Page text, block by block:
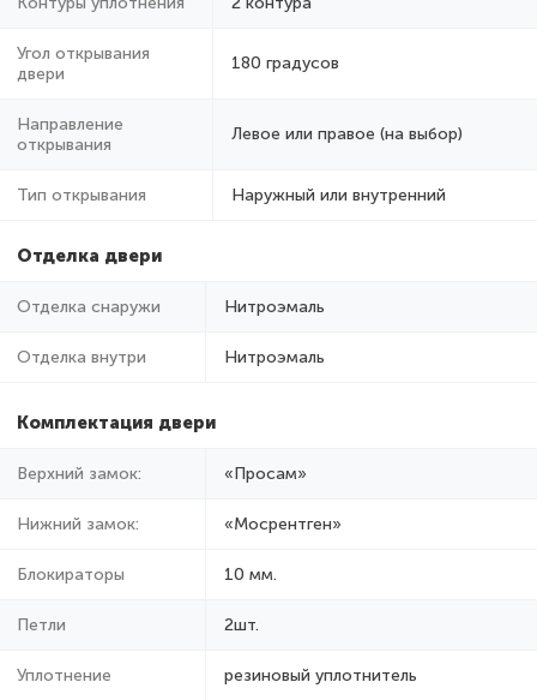
Угол открывания
двери
180 градусов
Направление
открывания
Левое или правое (на выбор)
Тип открывания Наружный или внутренний
Отделка двери
Отделка снаружи Нитроэмаль
Отделка внутри Нитроэмаль
Комплектация двери
Верхний замок: «Просам»
Нижний замок: «Мосрентген»
Блокираторы 10 мм.
Петли 2шт.
Уплотнение резиновый уплотнитель